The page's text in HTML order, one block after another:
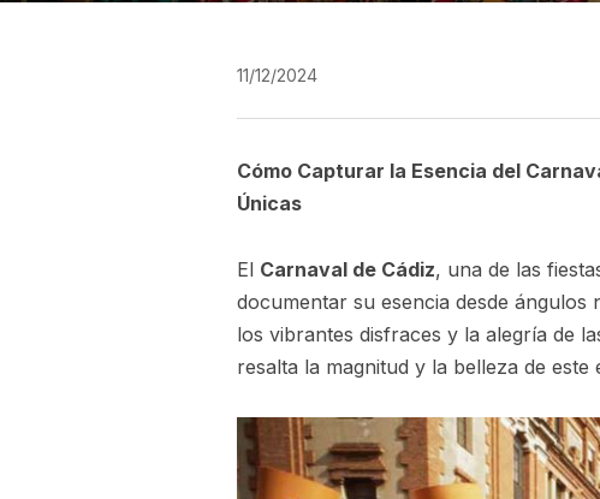
11/12/2024
Cómo Capturar la Esencia del
Únicas
El Carnaval de Cádiz, una de las
documentar su esencia desde
los vibrantes disfraces y la alegría de
resalta la magnitud y la belleza de este